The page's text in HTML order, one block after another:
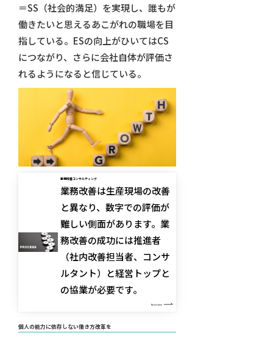
＝SS（社会的満足）を実現し、誰もが
働きたいと思えるあこがれの職場を目
指している。ESの向上がひいてはCS
につながり、さらに会社自体が評価さ
れるようになると信じている。
業務改善コンサルティング
業務改善は生産現場の改善
と異なり、数字での評価が
難しい側面があります。業
務改善の成功には推進者
（社内改善担当者、コンサ
ルタント）と経営トップと
の協業が必要です。
Read more
個人の能力に依存しない働き方改革を